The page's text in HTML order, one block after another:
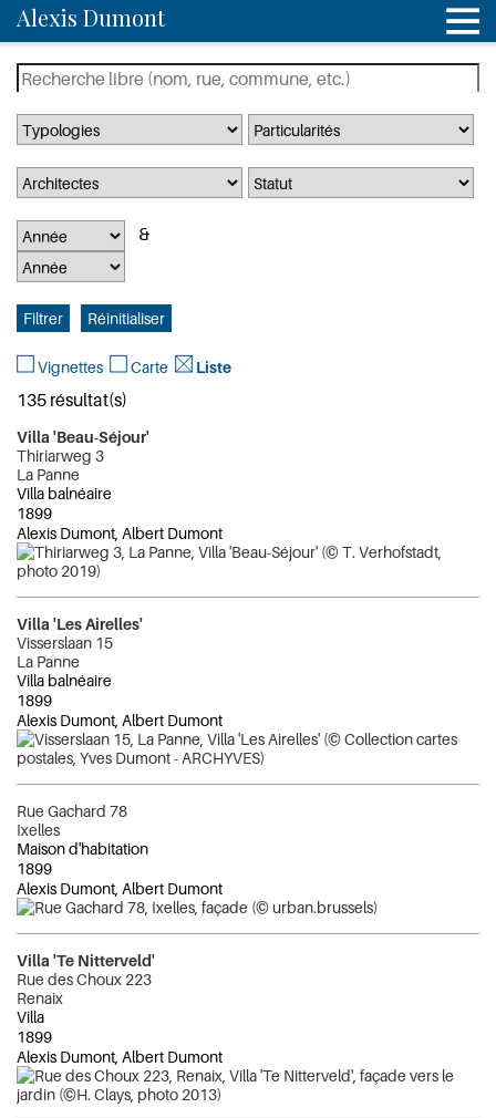
Alexis Dumont
Vignettes Carte Liste
135 résultat(s)
Villa 'Beau-Séjour'
Thiriarweg 3
La Panne
Villa balnéaire
1899
Alexis Dumont, Albert Dumont
Villa 'Les Airelles'
Visserslaan 15
La Panne
Villa balnéaire
1899
Alexis Dumont, Albert Dumont
Rue Gachard 78
Ixelles
Maison d'habitation
1899
Alexis Dumont, Albert Dumont
Villa 'Te Nitterveld'
Rue des Choux 223
Renaix
Villa
1899
Alexis Dumont, Albert Dumont